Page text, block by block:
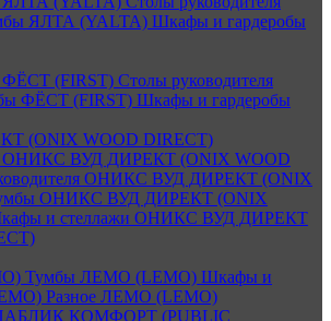
ЯЛТА (YALTA) Шкафы и гардеробы
ФЁСТ (FIRST) Столы руководителя
ФЁСТ (FIRST) Шкафы и гардеробы
(ONIX WOOD DIRECT)
ОНИКС ВУД ДИРЕКТ (ONIX WOOD
ОНИКС ВУД ДИРЕКТ (ONIX
ОНИКС ВУД ДИРЕКТ (ONIX
и стеллажи ОНИКС ВУД ДИРЕКТ
Тумбы ЛЕМО (LEMO) Шкафы и
Разное ЛЕМО (LEMO)
КОМФОРТ (PUBLIC